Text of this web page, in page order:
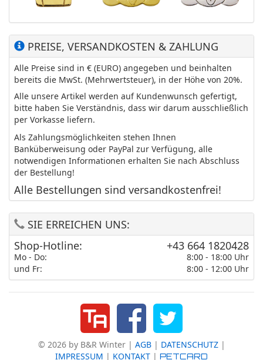
PREISE, VERSANDKOSTEN & ZAHLUNG
Alle Preise sind in € (EURO) angegeben und beinhalten
bereits die MwSt. (Mehrwertsteuer), in der Höhe von 20%.
Alle unsere Artikel werden auf Kundenwunsch gefertigt,
bitte haben Sie Verständnis, dass wir darum ausschließlich
per Vorkasse liefern.
Als Zahlungsmöglichkeiten stehen Ihnen
Banküberweisung oder PayPal zur Verfügung, alle
notwendigen Informationen erhalten Sie nach Abschluss
der Bestellung!
Alle Bestellungen sind versandkostenfrei!
SIE ERREICHEN UNS:
Shop-Hotline:
Mo - Do:
und Fr:
+43 664 1820428
8:00 - 18:00 Uhr
8:00 - 12:00 Uhr
© 2026 by B&R Winter | AGB| DATENSCHUTZ|
IMPRESSUM | KONTAKT | PETCARD